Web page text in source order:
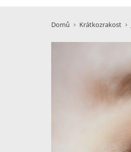
Domů Krátkozrakost